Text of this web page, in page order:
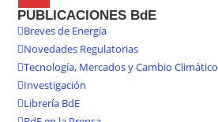
PUBLICACIONES BdE
Breves de Energía
Novedades Regulatorias
Tecnología, Mercados y Cambio Climático
Investigación
Librería BdE